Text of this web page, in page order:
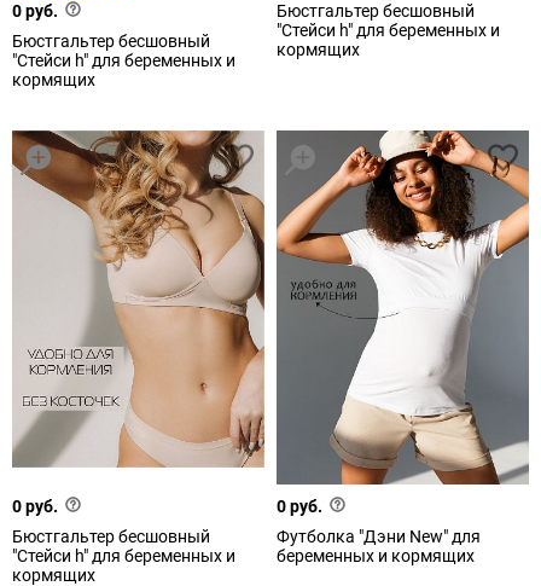
0 руб.
Бюстгальтер бесшовный
"Стейси h" для беременных и
кормящих
Бюстгальтер бесшовный
"Стейси h" для беременных и
кормящих
0 руб.
Бюстгальтер бесшовный
"Стейси h" для беременных и
кормящих
0 руб.
Футболка "Дэни New" для
беременных и кормящих